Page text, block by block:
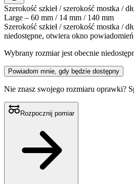
Szerokość szkieł / szerokość mostka /
Large – 60 mm / 14 mm / 140 mm
Szerokość szkieł / szerokość mostka /
niedostępne, otwiera okno powiadomień
Wybrany rozmiar jest obecnie
Powiadom mnie, gdy będzie dostępny
Nie znasz swojego rozmiaru oprawki?
Rozpocznij pomiar